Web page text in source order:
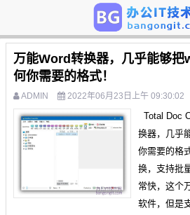
万能Word转换器，几乎能够
何你需要的格式！
ADMIN 2022年06月23日上午 09:30:02
Total Doc
换器，几乎
你需要的格
换，支持批
常快，这个
软件，但是